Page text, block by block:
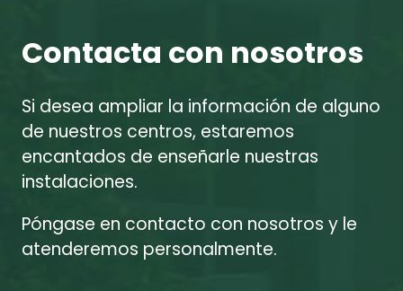
Contacta con nosotros
Si desea ampliar la información de alguno
de nuestros centros, estaremos
encantados de enseñarle nuestras
instalaciones.
Póngase en contacto con nosotros y le
atenderemos personalmente.